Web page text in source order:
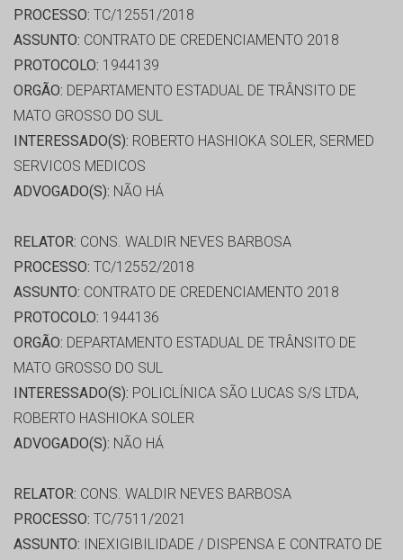
PROCESSO: TC/12551/2018
ASSUNTO: CONTRATO DE CREDENCIAMENTO 2018
PROTOCOLO: 1944139
ORGÃO: DEPARTAMENTO ESTADUAL DE TRÂNSITO DE
MATO GROSSO DO SUL
INTERESSADO(S): ROBERTO HASHIOKA SOLER, SERMED
SERVICOS MEDICOS
ADVOGADO(S): NÃO HÁ
RELATOR: CONS. WALDIR NEVES BARBOSA
PROCESSO: TC/12552/2018
ASSUNTO: CONTRATO DE CREDENCIAMENTO 2018
PROTOCOLO: 1944136
ORGÃO: DEPARTAMENTO ESTADUAL DE TRÂNSITO DE
MATO GROSSO DO SUL
INTERESSADO(S): POLICLÍNICA SÃO LUCAS S/S LTDA,
ROBERTO HASHIOKA SOLER
ADVOGADO(S): NÃO HÁ
RELATOR: CONS. WALDIR NEVES BARBOSA
PROCESSO: TC/7511/2021
ASSUNTO: INEXIGIBILIDADE / DISPENSA E CONTRATO DE